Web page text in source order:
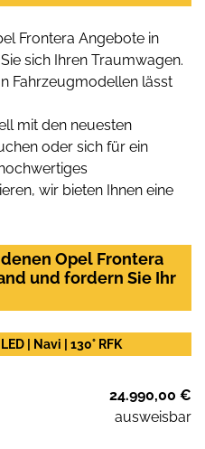
Frontera Angebote in
sich Ihren Traumwagen.
Fahrzeugmodellen lässt
mit den neuesten
oder sich für ein
wir bieten Ihnen eine
Opel Frontera
und fordern Sie Ihr
| Navi | 130° RFK
24.990,00 €
ausweisbar